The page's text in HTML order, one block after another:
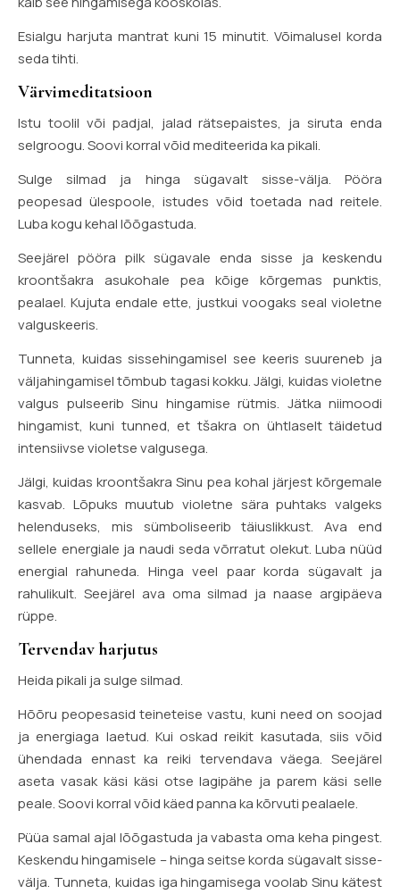
Esialgu harjuta mantrat kuni 15 minutit. Võimalusel korda
seda tihti.
Värvimeditatsioon
Istu toolil või padjal, jalad rätsepaistes, ja siruta enda
selgroogu. Soovi korral võid mediteerida ka pikali.
Sulge silmad ja hinga sügavalt sisse-välja. Pööra
peopesad ülespoole, istudes võid toetada nad reitele.
Luba kogu kehal lõõgastuda.
Seejärel pööra pilk sügavale enda sisse ja keskendu
kroontšakra asukohale pea kõige kõrgemas punktis,
pealael. Kujuta endale ette, justkui voogaks seal violetne
valguskeeris.
Tunneta, kuidas sissehingamisel see keeris suureneb ja
väljahingamisel tõmbub tagasi kokku. Jälgi, kuidas violetne
valgus pulseerib Sinu hingamise rütmis. Jätka niimoodi
hingamist, kuni tunned, et tšakra on ühtlaselt täidetud
intensiivse violetse valgusega.
Jälgi, kuidas kroontšakra Sinu pea kohal järjest kõrgemale
kasvab. Lõpuks muutub violetne sära puhtaks valgeks
helenduseks, mis sümboliseerib täiuslikkust. Ava end
sellele energiale ja naudi seda võrratut olekut. Luba nüüd
energial rahuneda. Hinga veel paar korda sügavalt ja
rahulikult. Seejärel ava oma silmad ja naase argipäeva
rüppe.
Tervendav harjutus
Heida pikali ja sulge silmad.
Hõõru peopesasid teineteise vastu, kuni need on soojad
ja energiaga laetud. Kui oskad reikit kasutada, siis võid
ühendada ennast ka reiki tervendava väega. Seejärel
aseta vasak käsi käsi otse lagipähe ja parem käsi selle
peale. Soovi korral võid käed panna ka kõrvuti pealaele.
Püüa samal ajal lõõgastuda ja vabasta oma keha pingest.
Keskendu hingamisele – hinga seitse korda sügavalt sisse-
välja. Tunneta, kuidas iga hingamisega voolab Sinu kätest